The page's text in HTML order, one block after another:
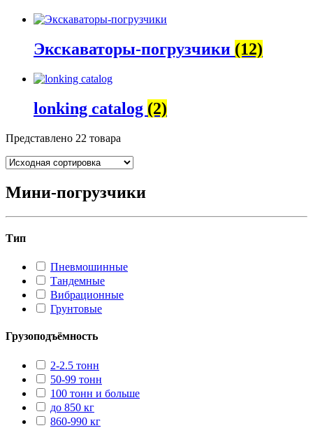
Экскаваторы-погрузчики (12)
lonking catalog (2)
Представлено 22 товара
Мини-погрузчики
Тип
Пневмошинные
Тандемные
Вибрационные
Грунтовые
Грузоподъёмность
2-2.5 тонн
50-99 тонн
100 тонн и больше
до 850 кг
860-990 кг